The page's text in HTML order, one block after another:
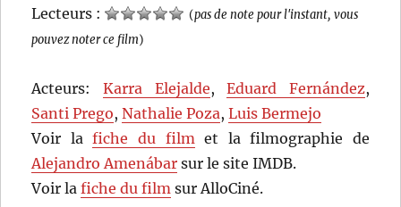
Lecteurs : (pas de note pour l'instant, vous
pouvez noter ce film)
Acteurs: Karra Elejalde,Eduard Fernández,
Santi Prego,Nathalie Poza,Luis Bermejo
Voir lafiche du filmet la filmographie de
Alejandro Amenábar sur le site IMDB.
Voir lafiche du film sur AlloCiné.